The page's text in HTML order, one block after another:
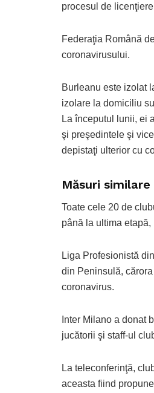
procesul de
Federaţia Română
coronavirusului.
Burleanu este izolat
izolare la domiciliu
La începutul lunii, ei
şi preşedintele şi
depistaţi ulterior cu
Măsuri
Toate cele 20 de
până la ultima
Liga Profesionistă
din Peninsulă,
coronavirus.
Inter Milano a donat
jucătorii şi staff-ul
La teleconferinţă,
aceasta fiind